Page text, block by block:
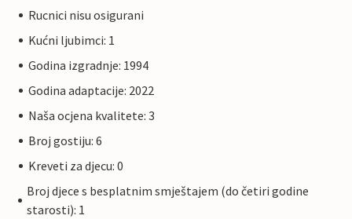
Rucnici nisu osigurani
Kućni ljubimci: 1
Godina izgradnje: 1994
Godina adaptacije: 2022
Naša ocjena kvalitete: 3
Broj gostiju: 6
Kreveti za djecu: 0
Broj djece s besplatnim smještajem (do četiri godine
starosti): 1